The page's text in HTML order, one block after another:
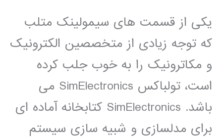
یکی از قسمت های سیمولینک متلب
که توجه زیادی از متخصصین الکترونیک
و مکاترونیک را به خوب جلب کرده
است، تولباکس SimElectronics می
باشد. SimElectronics کتابخانه آماده ای
برای مدلسازی و شبیه سازی سیستم